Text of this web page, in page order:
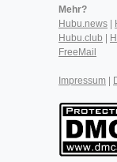
Mehr?
Hubu.news
Hubu.club
FreeMail
Impressum